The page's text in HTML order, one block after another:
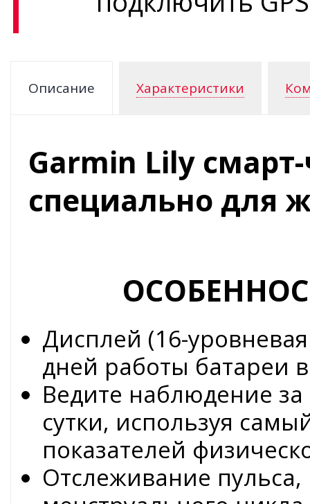
Описание Характеристики
Garmin Lily
специально для
Дисплей (16-
дней работы батареи
Ведите наблюдение
сутки, используя
показателей
Отслеживание